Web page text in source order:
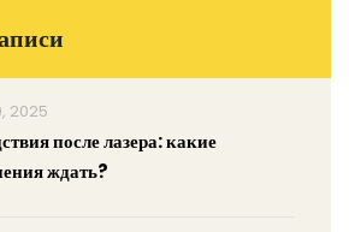
2025
после лазера: какие
ждать?